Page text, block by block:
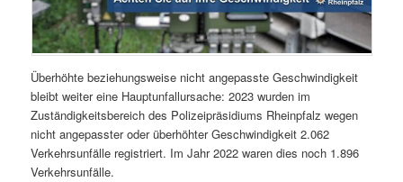
Überhöhte beziehungsweise nicht angepasste Geschwindigkeit
bleibt weiter eine Hauptunfallursache: 2023 wurden im
Zuständigkeitsbereich des Polizeipräsidiums Rheinpfalz wegen
nicht angepasster oder überhöhter Geschwindigkeit 2.062
Verkehrsunfälle registriert. Im Jahr 2022 waren dies noch 1.896
Verkehrsunfälle.